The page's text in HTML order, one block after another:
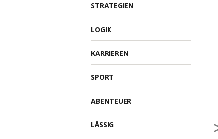
STRATEGIEN
LOGIK
KARRIEREN
SPORT
ABENTEUER
LÄSSIG